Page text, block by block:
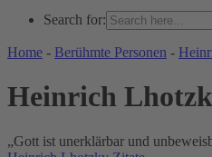
Search for:
WELT DER ZITATE
Home - Berühmte Personen -
Heinrich
„Gott ist unerklärbar und